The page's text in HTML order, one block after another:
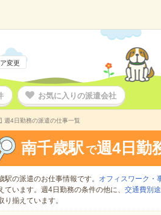
変更
お気に入りの派遣会社
週4日勤務の派遣の仕事一覧
南千歳駅 で週4日勤
駅の派遣のお仕事情報です。 オフィスワーク・
ています。週4日勤務の条件の他に、 交通費別
り揃えています。